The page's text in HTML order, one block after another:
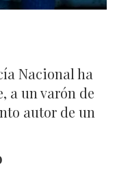
Nacional ha
a un varón de
autor de un